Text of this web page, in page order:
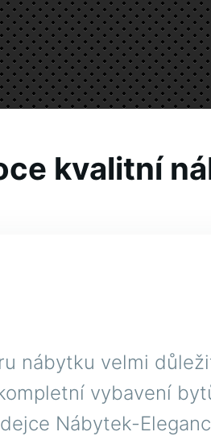
kvalitní
nábytku velmi
vybavení
Nábytek-